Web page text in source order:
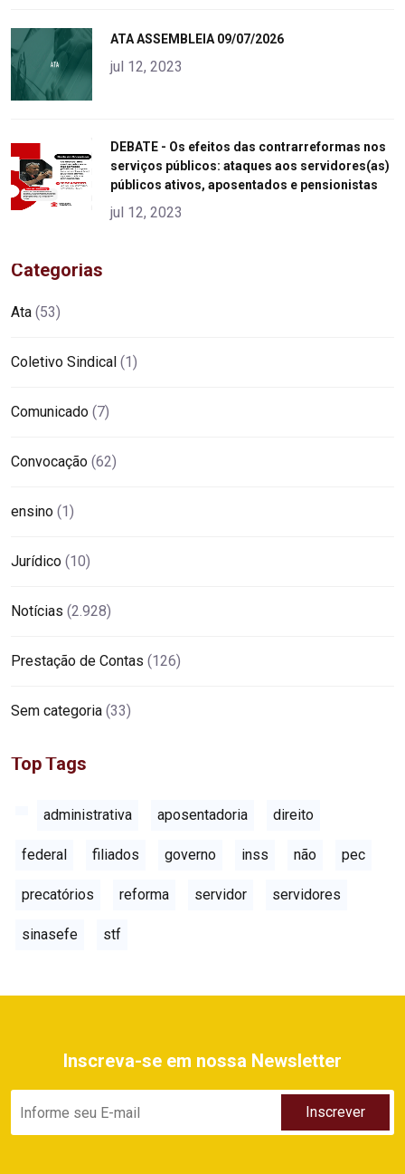
alt="product">
ATA ASSEMBLEIA 09/07/2026
jul 12, 2023
alt="product">
DEBATE - Os efeitos das contrarreformas nos
serviços públicos: ataques aos servidores(as)
públicos ativos, aposentados e pensionistas
jul 12, 2023
Categorias
Ata (53)
Coletivo Sindical (1)
Comunicado (7)
Convocação (62)
ensino (1)
Jurídico (10)
Notícias (2.928)
Prestação de Contas (126)
Sem categoria (33)
Top Tags
administrativa aposentadoria direito
federal filiados governo inss não pec
precatórios reforma servidor servidores
sinasefe stf
Inscreva-se em nossa Newsletter